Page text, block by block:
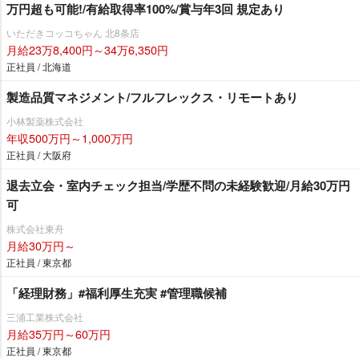
万円超も可能!/有給取得率100%/賞与年3回 規定あり
いただきコッコちゃん 北8条店
月給23万8,400円～34万6,350円
正社員 / 北海道
製造品質マネジメント/フルフレックス・リモートあり
小林製薬株式会社
年収500万円～1,000万円
正社員 / 大阪府
退去立会・室内チェック担当/学歴不問の未経験歓迎/月給30万円
可
株式会社東舟
月給30万円～
正社員 / 東京都
「経理財務」#福利厚生充実 #管理職候補
三浦工業株式会社
月給35万円～60万円
正社員 / 東京都